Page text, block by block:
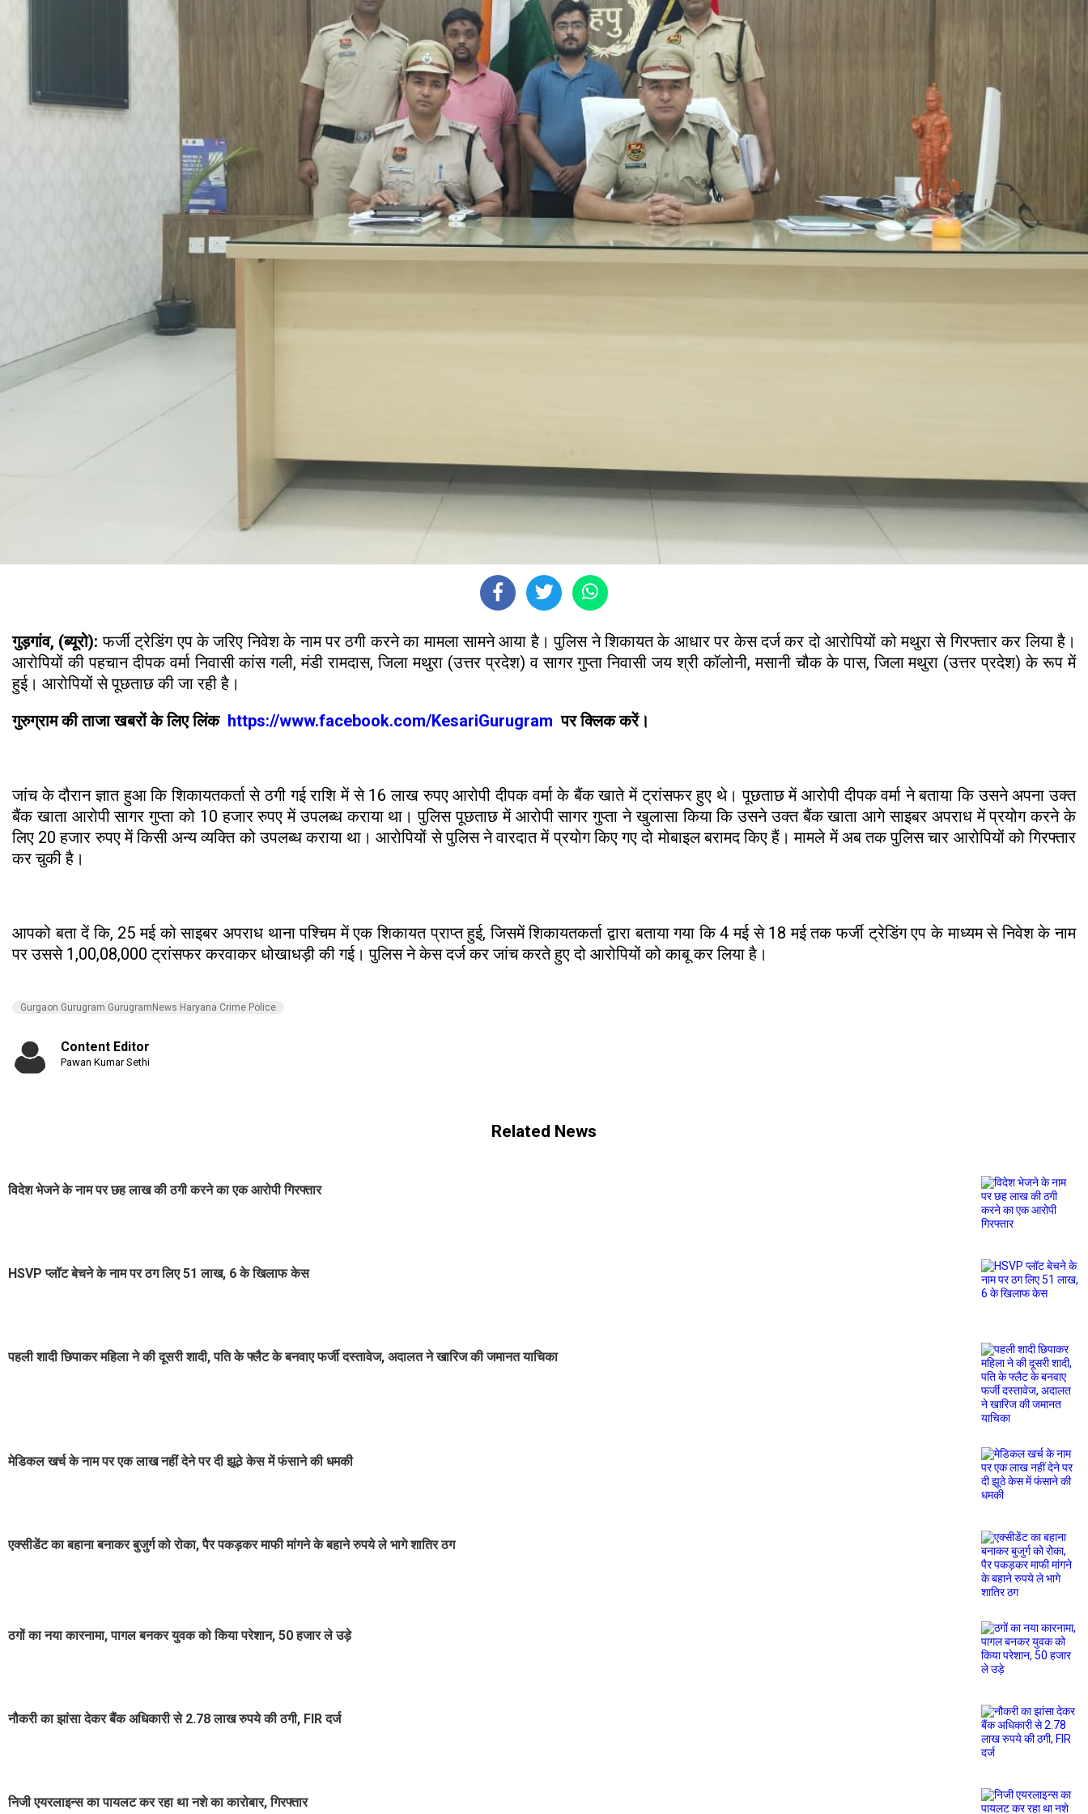
गुड़गांव, (ब्यूरो):फर्जी ट्रेडिंग एप के जरिए निवेश के नाम पर ठगी करने का मामला सामने आया है। पुलिस ने शिकायत के आधार पर केस दर्ज कर दो आरोपियों को मथुरा से गिरफ्तार कर लिया है।
आरोपियों की पहचान दीपक वर्मा निवासी कांस गली, मंडी रामदास, जिला मथुरा (उत्तर प्रदेश) व सागर गुप्ता निवासी जय श्री कॉलोनी, मसानी चौक के पास, जिला मथुरा (उत्तर प्रदेश) के रूप में
हुई। आरोपियों से पूछताछ की जा रही है।
गुरुग्राम की ताजा खबरों के लिए लिंक https://www.facebook.com/KesariGurugram पर क्लिक करें।
जांच के दौरान ज्ञात हुआ कि शिकायतकर्ता से ठगी गई राशि में से 16 लाख रुपए आरोपी दीपक वर्मा के बैंक खाते में ट्रांसफर हुए थे। पूछताछ में आरोपी दीपक वर्मा ने बताया कि उसने अपना उक्त
बैंक खाता आरोपी सागर गुप्ता को 10 हजार रुपए में उपलब्ध कराया था। पुलिस पूछताछ में आरोपी सागर गुप्ता ने खुलासा किया कि उसने उक्त बैंक खाता आगे साइबर अपराध में प्रयोग करने के
लिए 20 हजार रुपए में किसी अन्य व्यक्ति को उपलब्ध कराया था। आरोपियों से पुलिस ने वारदात में प्रयोग किए गए दो मोबाइल बरामद किए हैं। मामले में अब तक पुलिस चार आरोपियों को गिरफ्तार
कर चुकी है।
आपको बता दें कि, 25 मई को साइबर अपराध थाना पश्चिम में एक शिकायत प्राप्त हुई, जिसमें शिकायतकर्ता द्वारा बताया गया कि 4 मई से 18 मई तक फर्जी ट्रेडिंग एप के माध्यम से निवेश के नाम
पर उससे 1,00,08,000 ट्रांसफर करवाकर धोखाधड़ी की गई। पुलिस ने केस दर्ज कर जांच करते हुए दो आरोपियों को काबू कर लिया है।
Gurgaon Gurugram GurugramNews Haryana Crime Police
Content Editor
Pawan Kumar Sethi
Related News
विदेश भेजने के नाम पर छह लाख की ठगी करने का एक आरोपी गिरफ्तार
HSVP प्लॉट बेचने के नाम पर ठग लिए 51 लाख, 6 के खिलाफ केस
पहली शादी छिपाकर महिला ने की दूसरी शादी, पति के फ्लैट के बनवाए फर्जी दस्तावेज, अदालत ने खारिज की जमानत याचिका
मेडिकल खर्च के नाम पर एक लाख नहीं देने पर दी झूठे केस में फंसाने की धमकी
एक्सीडेंट का बहाना बनाकर बुजुर्ग को रोका, पैर पकड़कर माफी मांगने के बहाने रुपये ले भागे शातिर ठग
ठगों का नया कारनामा, पागल बनकर युवक को किया परेशान, 50 हजार ले उड़े
नौकरी का झांसा देकर बैंक अधिकारी से 2.78 लाख रुपये की ठगी, FIR दर्ज
निजी एयरलाइन्स का पायलट कर रहा था नशे का कारोबार, गिरफ्तार